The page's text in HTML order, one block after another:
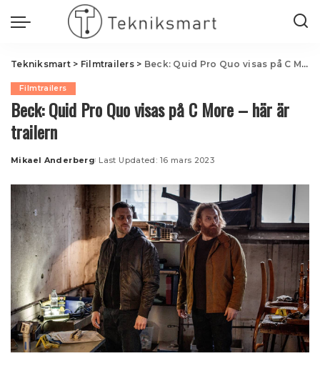
Tekniksmart> Filmtrailers > Beck: Quid Pro Quo visas på C More – här är trailern
Filmtrailers
Beck: Quid Pro Quo visas på C More – här är
trailern
Posted
Mikael Anderberg Last Updated: 16 mars 2023